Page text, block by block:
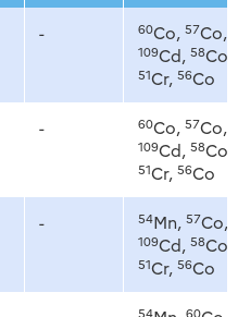
- 60Co, 57Co,
109Cd, 58Co,
51Cr, 56Co
- 60Co, 57Co,
109Cd, 58Co,
51Cr, 56Co
- 54Mn, 57Co,
109Cd, 58Co,
51Cr, 56Co
54 60